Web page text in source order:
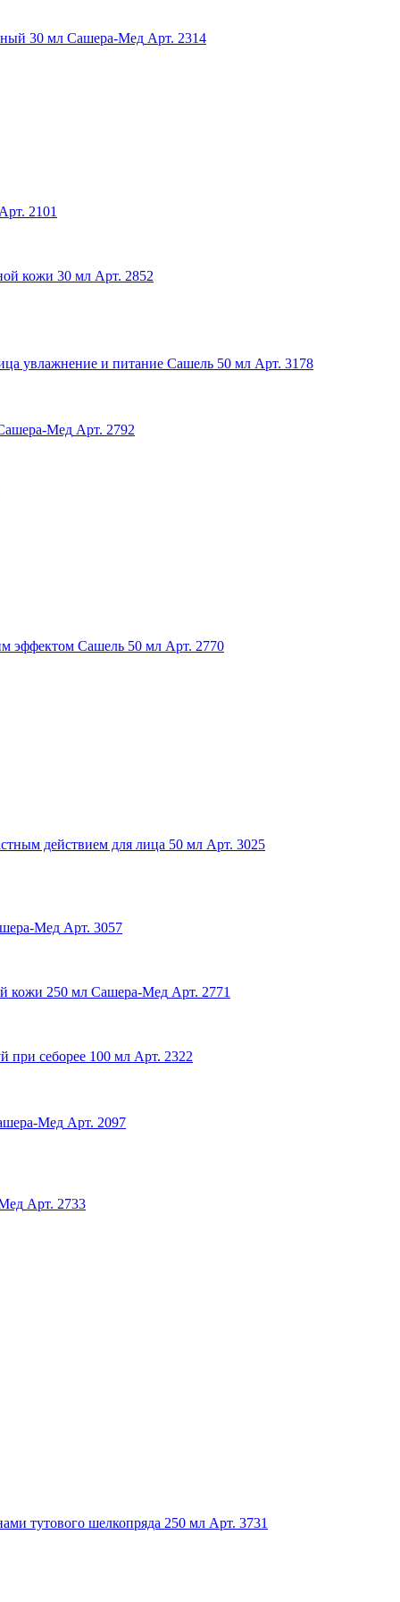
30 мл Сашера-Мед Арт. 2314
Арт. 2101
кожи 30 мл Арт. 2852
увлажнение и питание Сашель 50 мл Арт. 3178
Мед Арт. 2792
эффектом Сашель 50 мл Арт. 2770
действием для лица 50 мл Арт. 3025
Мед Арт. 3057
кожи 250 мл Сашера-Мед Арт. 2771
при себорее 100 мл Арт. 2322
Мед Арт. 2097
Арт. 2733
тутового шелкопряда 250 мл Арт. 3731